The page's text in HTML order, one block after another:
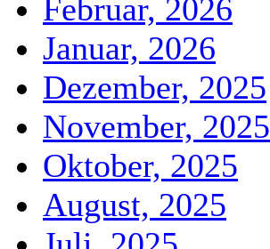
Februar, 2026
Januar, 2026
Dezember, 2025
November, 2025
Oktober, 2025
August, 2025